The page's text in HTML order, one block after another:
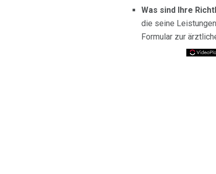
Was sind Ihre
die seine
Formular zur